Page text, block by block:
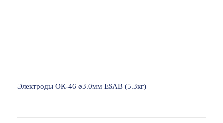
Электроды ОК-46 ø3.0мм ESAB (5.3кг)